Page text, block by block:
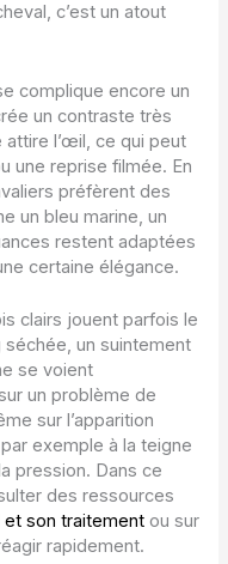
c’est un atout
complique encore un
un contraste très
l’œil, ce qui peut
une reprise filmée. En
préfèrent des
un bleu marine, un
restent adaptées
certaine élégance.
clairs jouent parfois le
un suintement
se voient
un problème de
sur l’apparition
exemple à la teigne
pression. Dans ce
des ressources
et son traitement ou sur
rapidement.